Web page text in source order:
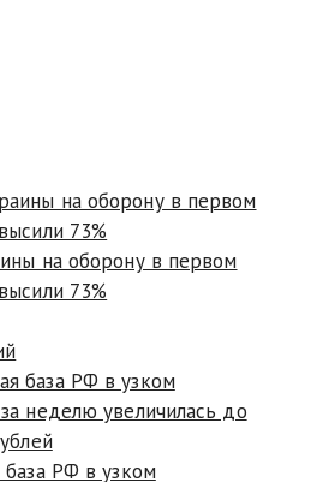
на оборону в первом
73%
РФ в узком